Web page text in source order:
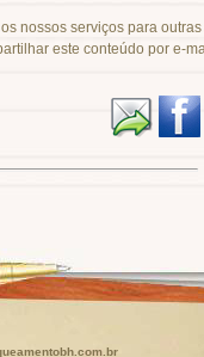
nossos serviços para outras
este conteúdo por e-